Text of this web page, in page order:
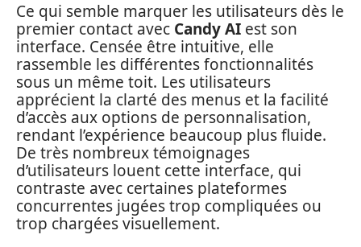
Ce qui semble marquer les utilisateurs dès le
premier contact avec Candy AI est son
interface. Censée être intuitive, elle
rassemble les différentes fonctionnalités
sous un même toit. Les utilisateurs
apprécient la clarté des menus et la facilité
d’accès aux options de personnalisation,
rendant l’expérience beaucoup plus fluide.
De très nombreux témoignages
d’utilisateurs louent cette interface, qui
contraste avec certaines plateformes
concurrentes jugées trop compliquées ou
trop chargées visuellement.